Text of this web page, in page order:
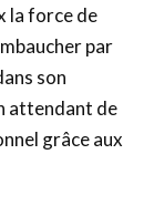
la force de
par
son
attendant de
grâce aux